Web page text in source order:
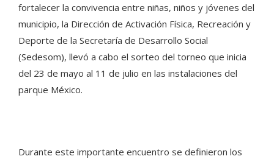
fortalecer la convivencia entre niñas, niños y jóvenes del
municipio, la Dirección de Activación Física, Recreación y
Deporte de la Secretaría de Desarrollo Social
(Sedesom), llevó a cabo el sorteo del torneo que inicia
del 23 de mayo al 11 de julio en las instalaciones del
parque México.
Durante este importante encuentro se definieron los